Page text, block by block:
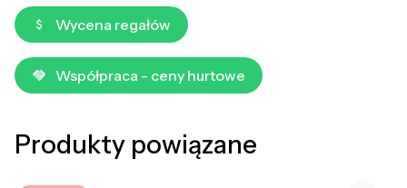
Wycena regałów
Współpraca - ceny hurtowe
Produkty powiązane